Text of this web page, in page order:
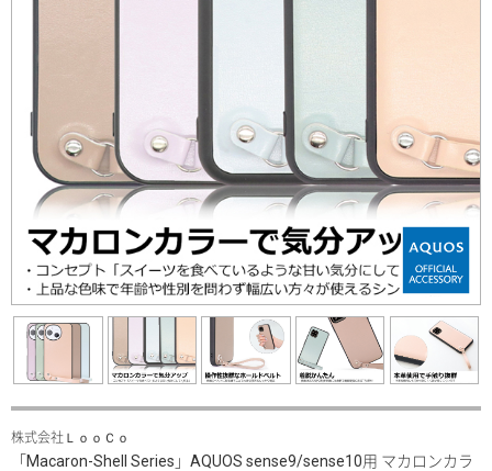
株式会社ＬｏｏＣｏ
「Macaron-Shell Series」AQUOS sense9/sense10用 マカロンカラ